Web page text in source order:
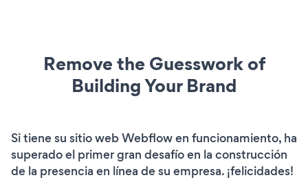
Remove the Guesswork of
Building Your Brand
Si tiene su sitio web Webflow en funcionamiento, ha
superado el primer gran desafío en la construcción
de la presencia en línea de su empresa. ¡felicidades!